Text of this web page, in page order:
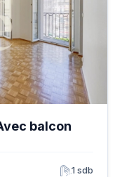
balcon
1 sdb